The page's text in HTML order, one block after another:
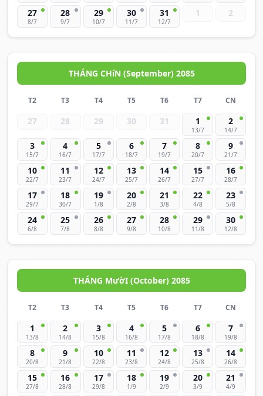
27
8/7
28
9/7
29
10/7
30
11/7
31
12/7
1 2
THÁNG CHíN (September) 2085
T2 T3 T4 T5 T6 T7 CN
27 28 29 30 31 1
13/7
2
14/7
3
15/7
4
16/7
5
17/7
6
18/7
7
19/7
8
20/7
9
21/7
10
22/7
11
23/7
12
24/7
13
25/7
14
26/7
15
27/7
16
28/7
17
29/7
18
30/7
19
1/8
20
2/8
21
3/8
22
4/8
23
5/8
24
6/8
25
7/8
26
8/8
27
9/8
28
10/8
29
11/8
30
12/8
THÁNG MườI (October) 2085
T2 T3 T4 T5 T6 T7 CN
1
13/8
2
14/8
3
15/8
4
16/8
5
17/8
6
18/8
7
19/8
8
20/8
9
21/8
10
22/8
11
23/8
12
24/8
13
25/8
14
26/8
15
27/8
16
28/8
17
29/8
18
1/9
19
2/9
20
3/9
21
4/9